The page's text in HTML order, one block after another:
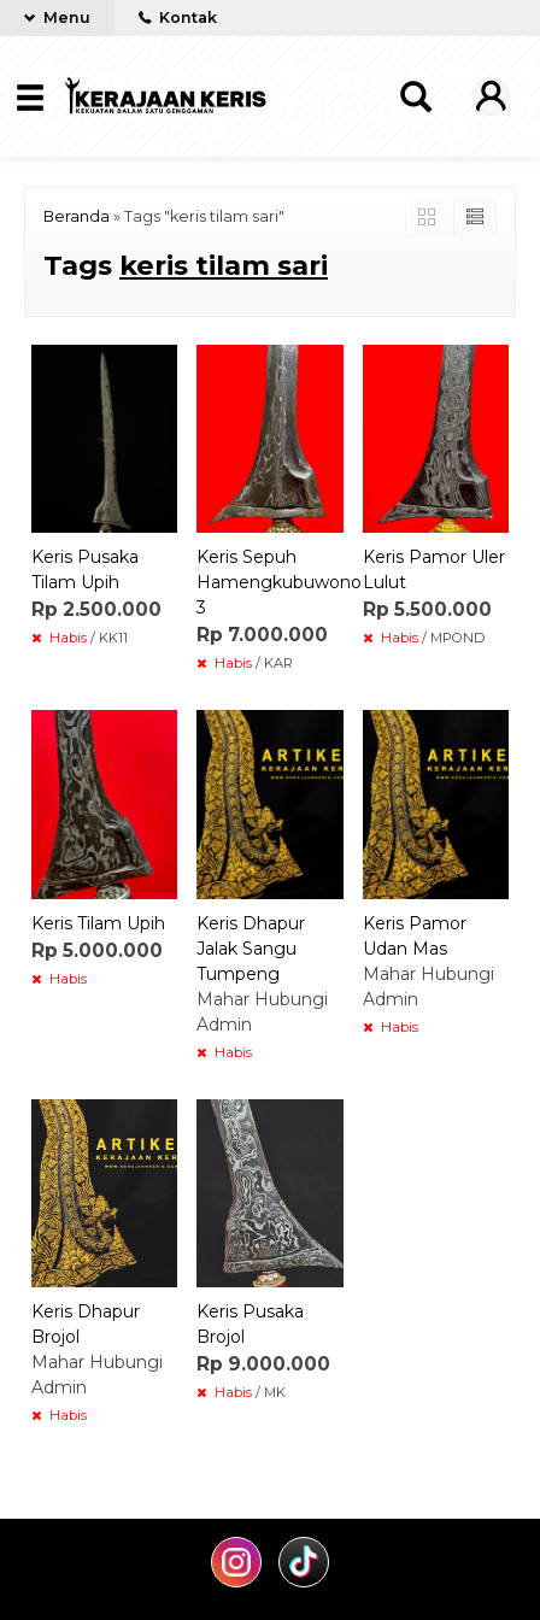
Menu Kontak
Beranda » Tags "keris tilam sari"
Tags keris tilam sari
Keris Pusaka
Tilam Upih
Rp 2.500.000
Habis / KK11
Keris Sepuh
Hamengkubuwono
3
Rp 7.000.000
Habis / KAR
Keris Pamor Uler
Lulut
Rp 5.500.000
Habis/ MPOND
Keris Tilam Upih
Rp 5.000.000
Habis
Keris Dhapur
Jalak Sangu
Tumpeng
Mahar Hubungi
Admin
Habis
Keris Pamor
Udan Mas
Mahar Hubungi
Admin
Habis
Keris Dhapur
Brojol
Mahar Hubungi
Admin
Habis
Keris Pusaka
Brojol
Rp 9.000.000
Habis / MK